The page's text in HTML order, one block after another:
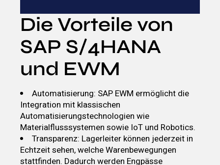
Die Vorteile von
SAP S/4HANA
und EWM
Automatisierung: SAP EWM ermöglicht die
Integration mit klassischen
Automatisierungstechnologien wie
Materialflusssystemen sowie IoT und Robotics.
Transparenz: Lagerleiter können jederzeit in
Echtzeit sehen, welche Warenbewegungen
stattfinden. Dadurch werden Engpässe